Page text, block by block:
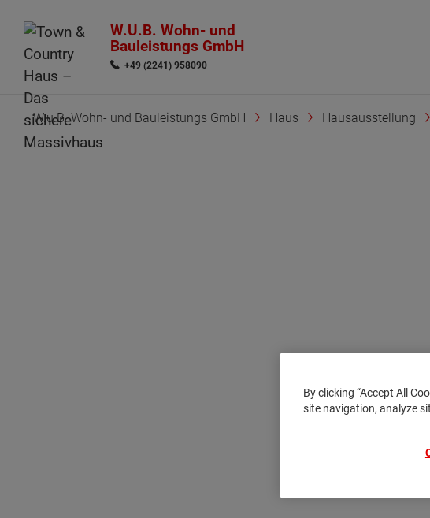
W.U.B. Wohn- und
Bauleistungs GmbH
+49 (2241) 958090
W.u.B. Wohn- und Bauleistungs GmbH Haus Hausausstellung
By clicking “Accept All
site navigation, analyze